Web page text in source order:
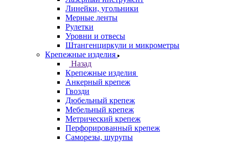
Линейки, угольники
Мерные ленты
Рулетки
Уровни и отвесы
Штангенциркули и микрометры
Крепежные изделия
Назад
Крепежные изделия
Анкерный крепеж
Гвозди
Дюбельный крепеж
Мебельный крепеж
Метрический крепеж
Перфорированный крепеж
Саморезы, шурупы